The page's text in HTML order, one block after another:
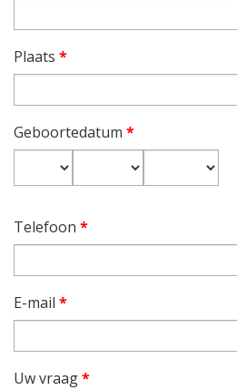
Plaats *
Geboortedatum *
Telefoon *
E-mail *
Uw vraag*